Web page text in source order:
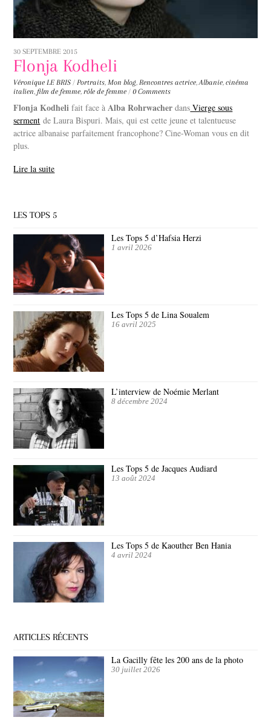
30 SEPTEMBRE 2015
Flonja Kodheli
Véronique LE BRIS / Portraits,Mon blog,Rencontres actrice,Albanie,cinéma
italien, film de femme,rôle de femme / 0 Comments
Flonja Kodheli fait face àAlba Rohrwacher dans Vierge sous
serment de Laura Bispuri. Mais, qui est cette jeune et talentueuse
actrice albanaise parfaitement francophone? Cine-Woman vous en dit
plus.
Lire la suite
LES TOPS 5
Les Tops 5 d’Hafsia Herzi
1 avril 2026
Les Tops 5 de Lina Soualem
16 avril 2025
L’interview de Noémie Merlant
8 décembre 2024
Les Tops 5 de Jacques Audiard
13 août 2024
Les Tops 5 de Kaouther Ben Hania
4 avril 2024
ARTICLES RÉCENTS
La Gacilly fête les 200 ans de la photo
30 juillet 2026